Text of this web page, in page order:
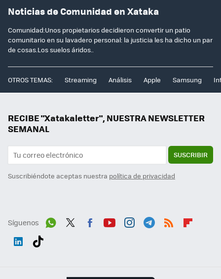
Noticias de Comunidad en Xataka
Comunidad:Unos propietarios decidieron convertir un patio
comunitario en su lavadero personal: la justicia les ha dicho un par
de cosas.Los suelos áridos..
OTROS TEMAS: Streaming Análisis Apple Samsung
RECIBE "Xatakaletter", NUESTRA NEWSLETTER
SEMANAL
SUSCRIBIR
Suscribiéndote aceptas nuestra política de privacidad
Síguenos